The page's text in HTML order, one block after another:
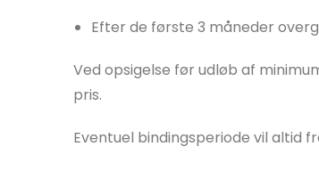
Efter de første 3 måneder
Ved opsigelse før udløb af
pris.
Eventuel bindingsperiode vil altid